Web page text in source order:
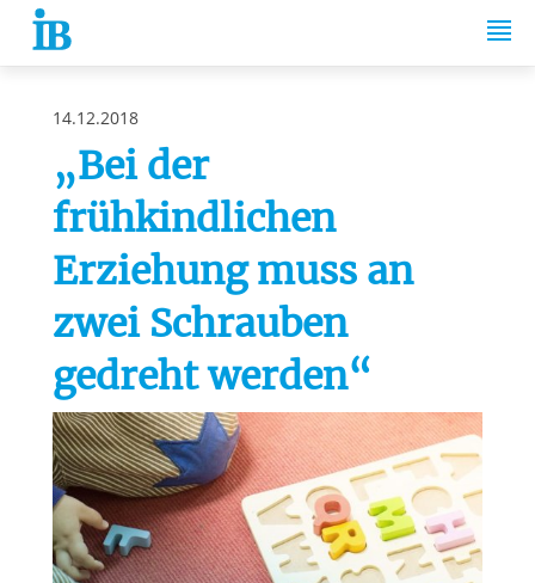
Springe zum Inhalt
14.12.2018
„Bei der
frühkindlichen
Erziehung muss an
zwei Schrauben
gedreht werden“